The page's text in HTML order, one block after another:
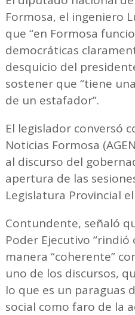
Formosa, el ingeniero
que “en Formosa
democráticas
desquicio del
sostener que “tiene
de un estafador”.
El legislador conversó
Noticias Formosa
al discurso del
apertura de las
Legislatura Provincial
Contundente, señaló
Poder Ejecutivo “rindió
manera “coherente”
uno de los discursos,
lo que es un paraguas
social como faro de la